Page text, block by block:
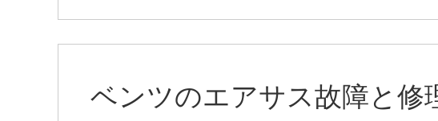
ベンツのエアサス故障と修